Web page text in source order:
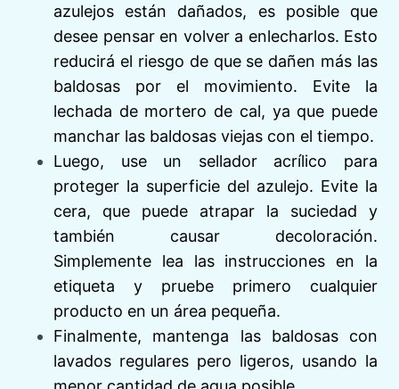
azulejos están dañados, es posible que
desee pensar en volver a enlecharlos. Esto
reducirá el riesgo de que se dañen más las
baldosas por el movimiento. Evite la
lechada de mortero de cal, ya que puede
manchar las baldosas viejas con el tiempo.
Luego, use un sellador acrílico para
proteger la superficie del azulejo. Evite la
cera, que puede atrapar la suciedad y
también causar decoloración.
Simplemente lea las instrucciones en la
etiqueta y pruebe primero cualquier
producto en un área pequeña.
Finalmente, mantenga las baldosas con
lavados regulares pero ligeros, usando la